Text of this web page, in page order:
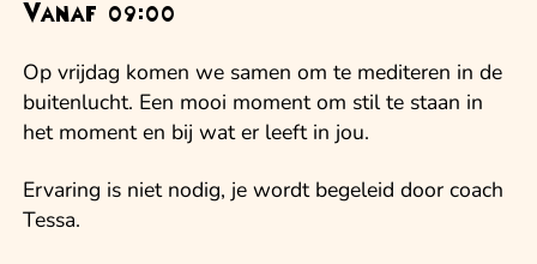
Vanaf 09:00
Op vrijdag komen we samen om te mediteren in de
buitenlucht. Een mooi moment om stil te staan in
het moment en bij wat er leeft in jou.
Ervaring is niet nodig, je wordt begeleid door coach
Tessa.